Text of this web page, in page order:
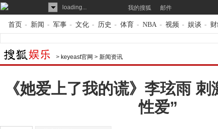
loading... 我的搜狐 邮件
首页 - 新闻 - 军事 - 文化 - 历史 - 体育 - NBA - 视频 - 娱谈 -
> keyeast官网 > 新闻资讯
《她爱上了我的谎》李玹雨
性爱”